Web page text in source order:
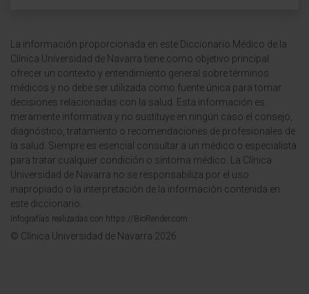
La información proporcionada en este Diccionario Médico de la
Clínica Universidad de Navarra tiene como objetivo principal
ofrecer un contexto y entendimiento general sobre términos
médicos y no debe ser utilizada como fuente única para tomar
decisiones relacionadas con la salud. Esta información es
meramente informativa y no sustituye en ningún caso el consejo,
diagnóstico, tratamiento o recomendaciones de profesionales de
la salud. Siempre es esencial consultar a un médico o especialista
para tratar cualquier condición o síntoma médico. La Clínica
Universidad de Navarra no se responsabiliza por el uso
inapropiado o la interpretación de la información contenida en
este diccionario.
Infografías realizadas con https://BioRender.com
© Clínica Universidad de Navarra 2026